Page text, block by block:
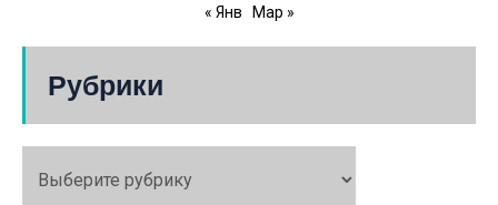
« Янв
Мар »
Рубрики